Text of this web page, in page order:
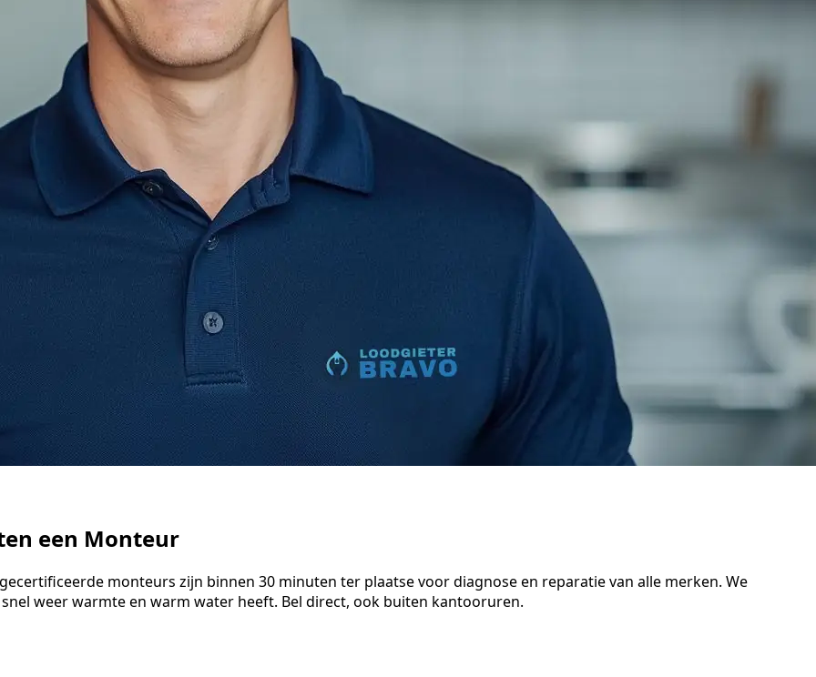
een Monteur
monteurs zijn binnen 30 minuten ter plaatse voor diagnose en reparatie van alle merken. We
weer warmte en warm water heeft. Bel direct, ook buiten kantooruren.